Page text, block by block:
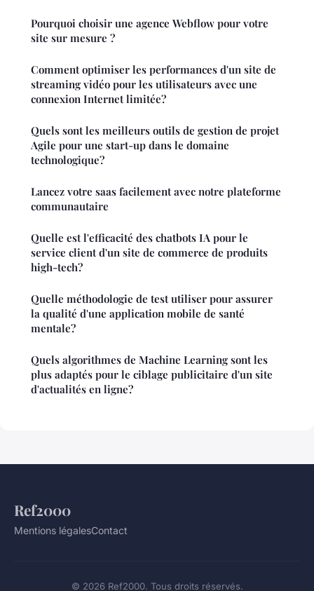
Pourquoi choisir une agence Webflow pour votre
site sur mesure ?
Comment optimiser les performances d'un site de
streaming vidéo pour les utilisateurs avec une
connexion Internet limitée?
Quels sont les meilleurs outils de gestion de projet
Agile pour une start-up dans le domaine
technologique?
Lancez votre saas facilement avec notre plateforme
communautaire
Quelle est l'efficacité des chatbots IA pour le
service client d'un site de commerce de produits
high-tech?
Quelle méthodologie de test utiliser pour assurer
la qualité d'une application mobile de santé
mentale?
Quels algorithmes de Machine Learning sont les
plus adaptés pour le ciblage publicitaire d'un site
d'actualités en ligne?
Ref2000
Mentions légalesContact
© 2026 Ref2000. Tous droits réservés.